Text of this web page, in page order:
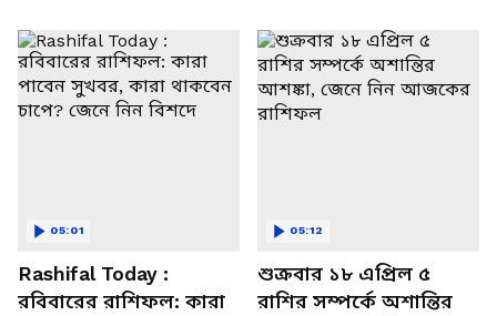
Rashifal Today :
রবিবারের রাশিফল: কারা
05:01
শুক্রবার ১৮ এপ্রিল ৫
রাশির সম্পর্কে অশান্তির
05:12